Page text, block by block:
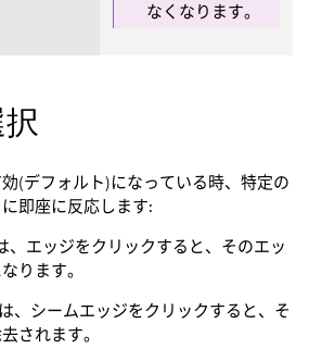
なくなります。
(デフォルト)になっている時、特定の
即座に反応します:
、エッジをクリックすると、そのエッ
ります。
、シームエッジをクリックすると、そ
されます。